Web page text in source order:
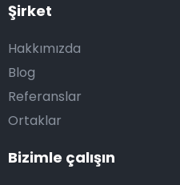
Şirket
Hakkımızda
Blog
Referanslar
Ortaklar
Bizimle çalışın